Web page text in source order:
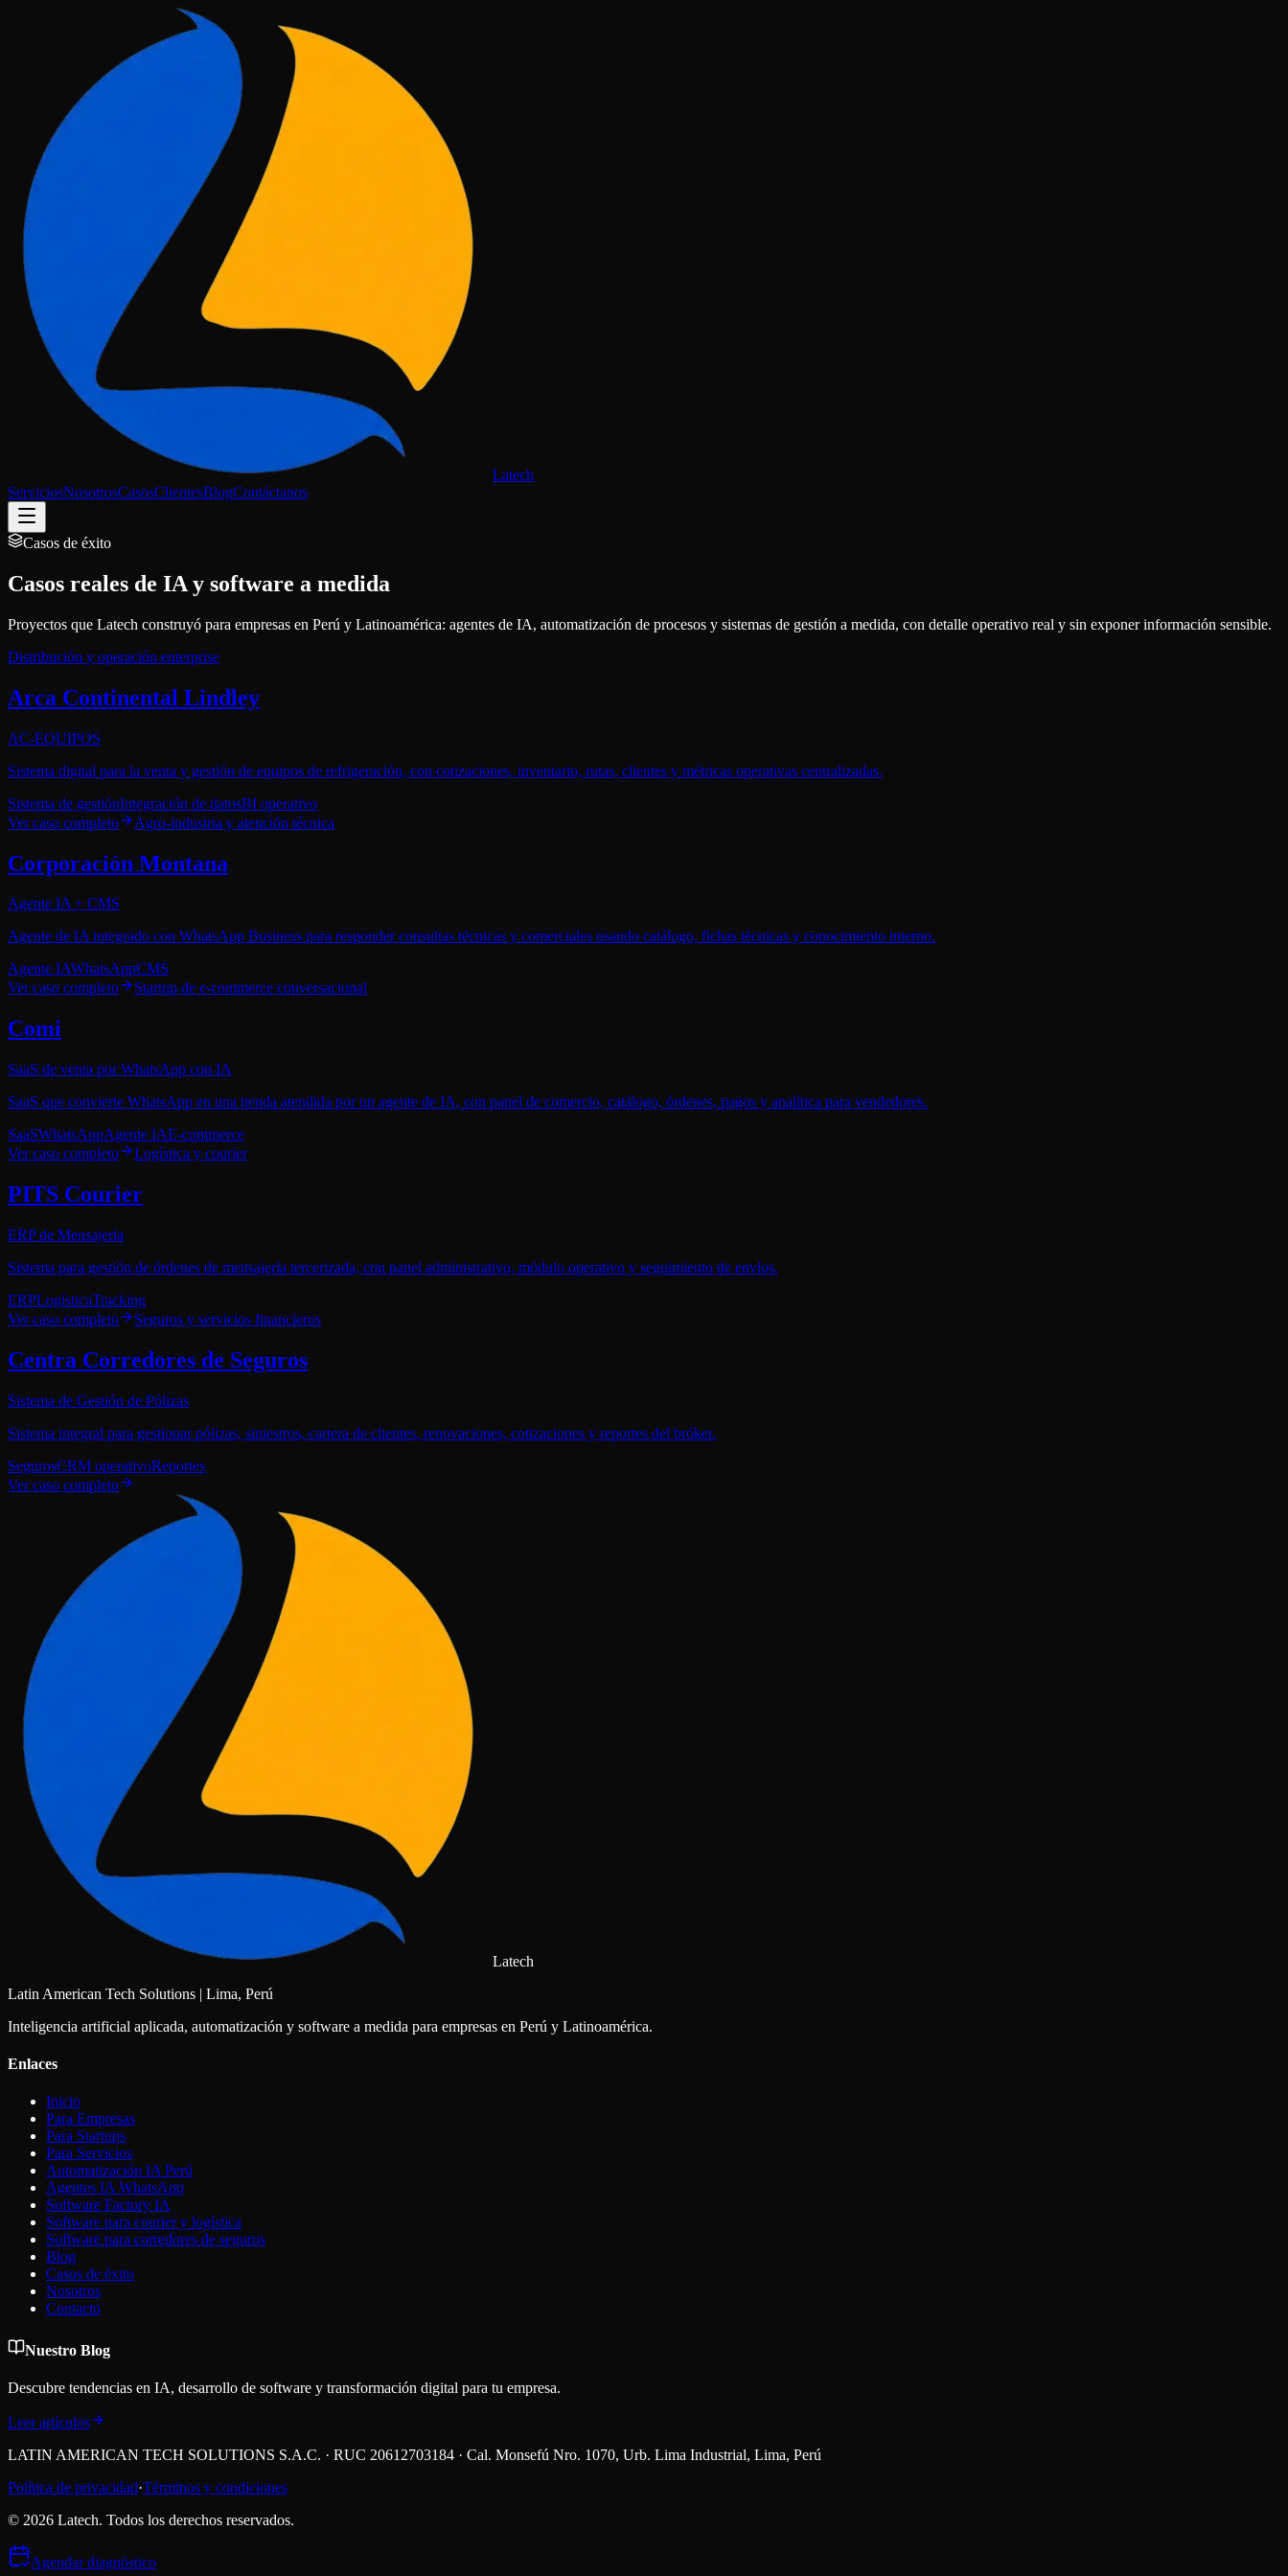
Latech
ServiciosNosotrosCasosClientesBlogContáctanos
Casos de éxito
Casos reales de IA y software a medida
Proyectos que Latech construyó para empresas en Perú y Latinoamérica: agentes de IA, automatización de procesos y sistemas de gestión a medida, con detalle operativo real y sin exponer información sensible.
Distribución y operación enterprise
Arca Continental Lindley
AC-EQUIPOS
Sistema digital para la venta y gestión de equipos de refrigeración, con cotizaciones, inventario, rutas, clientes y métricas operativas centralizadas.
Sistema de gestiónIntegración de datosBI operativo
Ver caso completo
Agro-industria y atención técnica
Corporación Montana
Agente IA + CMS
Agente de IA integrado con WhatsApp Business para responder consultas técnicas y comerciales usando catálogo, fichas técnicas y conocimiento interno.
Agente IAWhatsAppCMS
Ver caso completo
Startup de e-commerce conversacional
Comi
SaaS de venta por WhatsApp con IA
SaaS que convierte WhatsApp en una tienda atendida por un agente de IA, con panel de comercio, catálogo, órdenes, pagos y analítica para vendedores.
SaaSWhatsAppAgente IAE-commerce
Ver caso completo
Logística y courier
PITS Courier
ERP de Mensajería
Sistema para gestión de órdenes de mensajería tercerizada, con panel administrativo, módulo operativo y seguimiento de envíos.
ERPLogísticaTracking
Ver caso completo
Seguros y servicios financieros
Centra Corredores de Seguros
Sistema de Gestión de Pólizas
Sistema integral para gestionar pólizas, siniestros, cartera de clientes, renovaciones, cotizaciones y reportes del bróker.
SegurosCRM operativoReportes
Ver caso completo
Latech
Latin American Tech Solutions | Lima, Perú
Inteligencia artificial aplicada, automatización y software a medida para empresas en Perú y Latinoamérica.
Enlaces
Inicio
Para Empresas
Para Startups
Para Servicios
Automatización IA Perú
Agentes IA WhatsApp
Software Factory IA
Software para courier y logística
Software para corredores de seguros
Blog
Casos de éxito
Nosotros
Contacto
Nuestro Blog
Descubre tendencias en IA, desarrollo de software y transformación digital para tu empresa.
Leer artículos
LATIN AMERICAN TECH SOLUTIONS S.A.C. · RUC 20612703184 · Cal. Monsefú Nro. 1070, Urb. Lima Industrial, Lima, Perú
Política de privacidad·Términos y condiciones
© 2026 Latech. Todos los derechos reservados.
Agendar diagnóstico